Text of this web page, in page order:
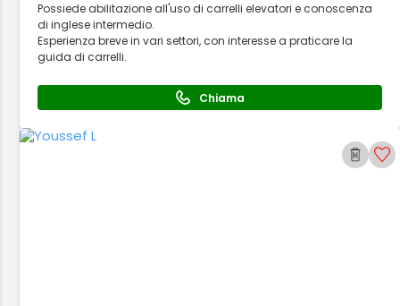
Possiede abilitazione all'uso di carrelli elevatori e conoscenza
di inglese intermedio.
Esperienza breve in vari settori, con interesse a praticare la
guida di carrelli.
Chiama